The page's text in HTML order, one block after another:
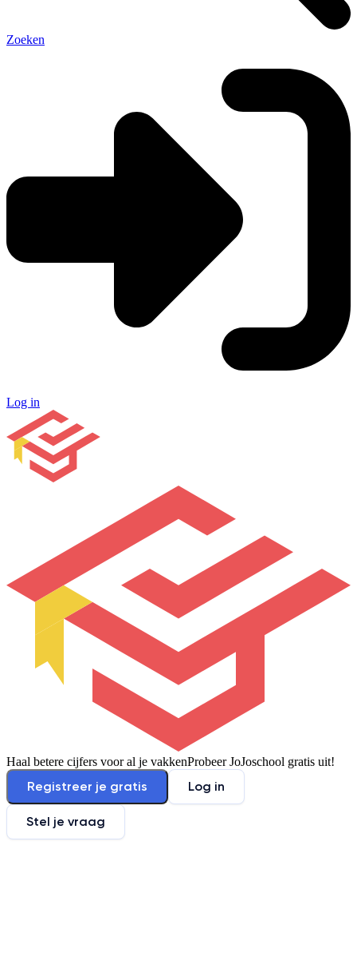
Zoeken
Log in
Haal betere cijfers voor al je vakkenProbeer JoJoschool gratis uit!
Registreer je gratis Log in
Stel je vraag